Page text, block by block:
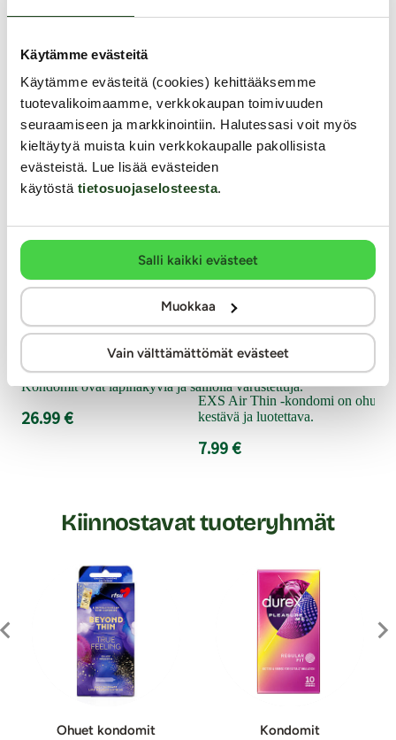
Käytämme evästeitä
Käytämme evästeitä (cookies) kehittääksemme
tuotevalikoimaamme, verkkokaupan toimivuuden
seuraamiseen ja markkinointiin. Halutessasi voit myös
kieltäytyä muista kuin verkkokaupalle pakollisista
evästeistä. Lue lisää evästeiden
käytöstä tietosuojaselosteesta.
Salli kaikki evästeet
Muokkaa
Vain välttämättömät evästeet
Feel Ultra Thin - Kondomi, 30 kpl
Durex Feel Ultra Thin -kondomi mahdollistaa sen, että
pääset niin lähelle kumppania kuin mahdollista, sillä se
on erikoisohut ja extraliukastettu silikonipohjaisella
Kondomit ovat läpinäkyviä ja säiliöllä varustettuja.
26.99 €
Air Thin - Kondomi, 12
EXS-sarjan Air Thin on
anatomisesti muotoiltu kondomi.
hyvinistuvan kondomin kanssa
ennenkokemattoman
kondomia!
EXS Air Thin -kondomi on
kestävä ja luotettava.
7.99 €
Kiinnostavat tuoteryhmät
Ohuet kondomit Kondomit